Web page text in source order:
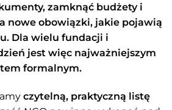
zamknąć budżety i
nowe obowiązki, jakie pojawią
Dla wielu fundacji i
jest więc najważniejszym
formalnym.
czytelną, praktyczną listę